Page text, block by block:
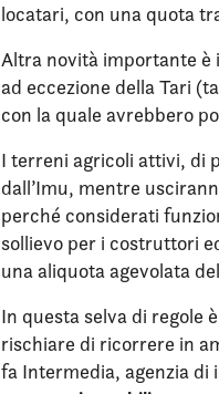
locatari, con una quota
Altra novità importante è
ad eccezione della Tari
con la quale avrebbero
I terreni agricoli attivi, di
dall’Imu, mentre
perché considerati
sollievo per i costruttori
una aliquota agevolata
In questa selva di regole
rischiare di ricorrere in
fa Intermedia, agenzia di